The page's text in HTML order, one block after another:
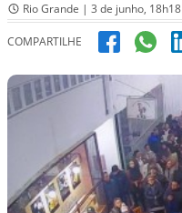
Rio Grande | 3 de junho, 18h18
COMPARTILHE